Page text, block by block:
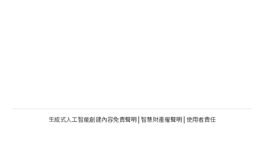
生成式人工智能創建內容免責聲明 | 智慧財產權聲明 | 使用者責任